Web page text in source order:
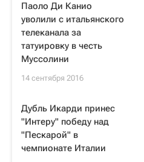
Паоло Ди Канио
уволили с итальянского
телеканала за
татуировку в честь
Муссолини
14 сентября 2016
Дубль Икарди принес
"Интеру" победу над
"Пескарой" в
чемпионате Италии